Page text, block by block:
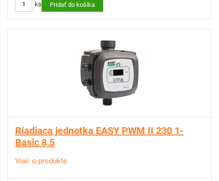
ks Pridať do košíka
Riadiaca jednotka EASY PWM II 230 1-
Basic 8,5
Viac o produkte